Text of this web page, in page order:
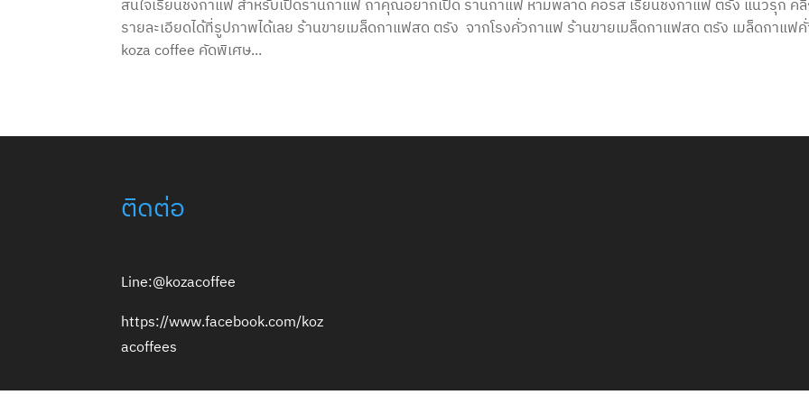
สนใจเรียนชงกาแฟ สำหรับเปิดร้านกาแฟ ถ้าคุณอยากเปิด ร้านกาแฟ ห้ามพลาด คอร์ส เรียนชงกาแฟ ตรัง แนวรุก ค
รายละเอียดได้ที่รูปภาพได้เลย ร้านขายเมล็ดกาแฟสด ตรัง จากโรงคั่วกาแฟ ร้านขายเมล็ดกาแฟสด ตรัง เมล็ดกาแฟ
koza coffee คัดพิเศษ...
ติดต่อ
Line:@kozacoffee
https://www.facebook.com/koz
acoffees